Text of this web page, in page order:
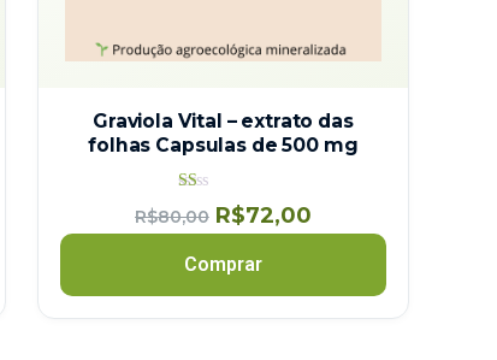
Graviola Vital – extrato das
folhas Capsulas de 500 mg
Avaliação
1.00
de
R$80,00 R$72,00
Comprar